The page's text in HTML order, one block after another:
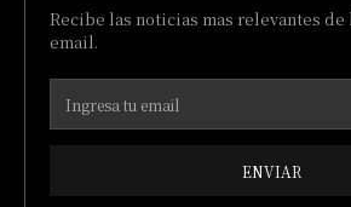
Recibe las noticias mas relevantes de
email.
ENVIAR